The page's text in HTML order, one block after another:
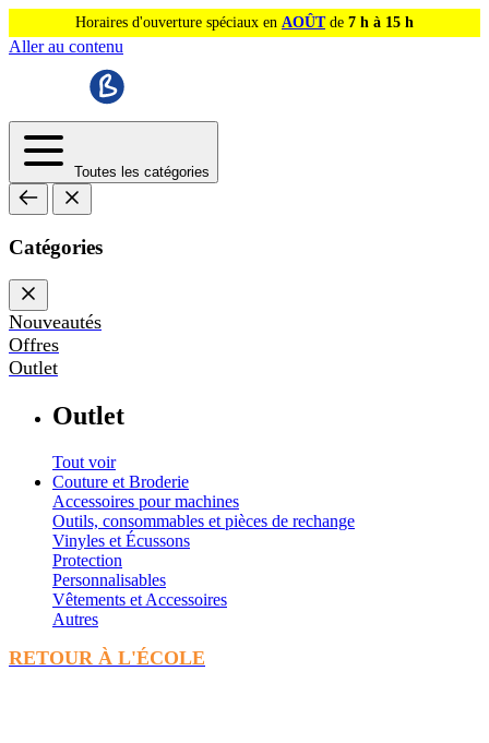
Horaires d'ouverture spéciaux en AOÛTde 7 h à 15 h
Aller au contenu
Toutes les catégories
Catégories
Nouveautés
Offres
Outlet
Outlet
Tout voir
Couture et Broderie
Accessoires pour machines
Outils, consommables et pièces de rechange
Vinyles et Écussons
Protection
Personnalisables
Vêtements et Accessoires
Autres
RETOUR À L'ÉCOLE